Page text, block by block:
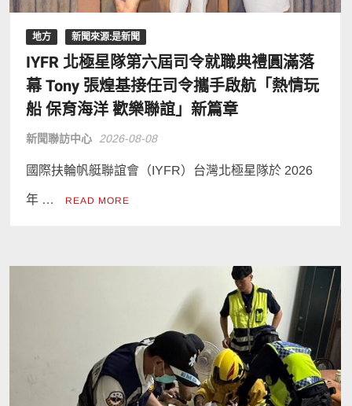
地方 新聞來源:是新聞
IYFR 北極星隊第六屆司令就職典禮圓滿落
幕 Tony 張煌基接任司令攜手啟航「熱情玩
船 保育海洋 歡樂聯誼」新篇章
新聞聯訪中心 2026-08-08
國際扶輪帆艇聯誼會（IYFR）台灣北極星隊於 2026
年 … READ MORE